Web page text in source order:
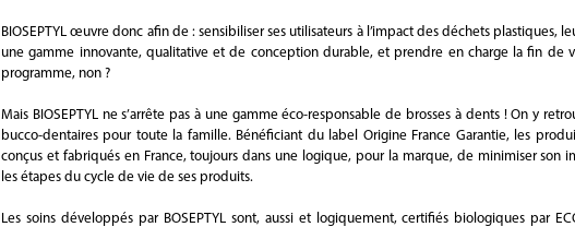
BIOSEPTYL œuvre donc afin de : sensibiliser ses utilisateurs à l’impact des déchets plastiques,
une gamme innovante, qualitative et de conception durable, et prendre en charge la fin de
programme, non ?
Mais BIOSEPTYL ne s’arrête pas à une gamme éco-responsable de brosses à dents ! On y
bucco-dentaires pour toute la famille. Bénéficiant du label Origine France Garantie, les
conçus et fabriqués en France, toujours dans une logique, pour la marque, de minimiser son
les étapes du cycle de vie de ses produits.
Les soins développés par BOSEPTYL sont, aussi et logiquement, certifiés biologiques par